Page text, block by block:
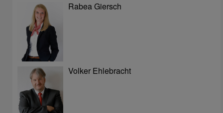
Rabea Giersch
Volker Ehlebracht